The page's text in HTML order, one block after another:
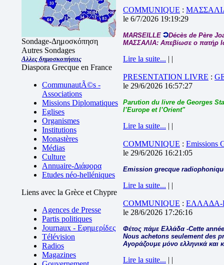
Sondage-Δημοσκόπηση
Autres Sondages
Αλλες δημοσκοπήσεις
Diaspora Grecque en France
CommunautÃ©s -
Associations
Missions Diplomatiques
Eglises
Organismes
Institutions
Monastères
Médias
Culture
Annuaire-Διάφορα
Etudes néo-helléniques
Liens avec la Grèce et Chypre
Agences de Presse
Partis politiques
Journaux - Εφημερίδες
Télévision
Radios
Magazines
COMMUNIQUE :
le 6/7/2026 19:19:29
MARSEILLE
Décès de Père
ΜΑΣΣΑΛΙΑ: Απεβίωσε ο πατήρ
Lire la suite... | |
PRESENTATION LIVRE :
le 29/6/2026 16:57:27
Parution du livre de Georges
l’Europe et l’Orient"
Lire la suite... | |
COMMUNIQUE : Emissions
le 29/6/2026 16:21:05
Emission grecque
Lire la suite... | |
COMMUNIQUE :
le 28/6/2026 17:26:16
Φέτος πάμε Ελλάδα -Cette
Nous achetons seulement des
Αγοράζουμε μόνο ελληνικά και
Lire la suite... | |